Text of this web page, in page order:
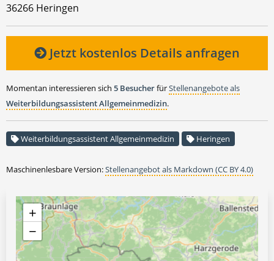
36266 Heringen
Jetzt kostenlos Details anfragen
Momentan interessieren sich 5 BesucherfürStellenangebote als
Weiterbildungsassistent Allgemeinmedizin.
Weiterbildungsassistent Allgemeinmedizin Heringen
Maschinenlesbare Version:Stellenangebot als Markdown (CC BY 4.0)
+
−